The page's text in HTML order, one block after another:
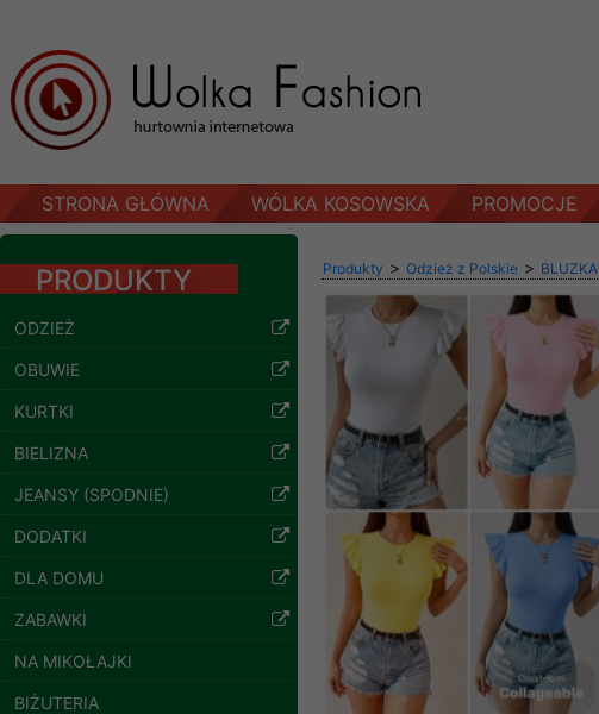
STRONA GŁÓWNA WÓLKA KOSOWSKA PROMOCJE
PRODUKTY
ODZIEŻ
OBUWIE
KURTKI
BIELIZNA
JEANSY (SPODNIE)
DODATKI
DLA DOMU
ZABAWKI
NA MIKOŁAJKI
BIŻUTERIA
Bluzy damskie Roz
L-3XL. 1 kolor.
Paczka 10 szt
szczegóły
Produkty > Odzież z Polskie > BLUZKA